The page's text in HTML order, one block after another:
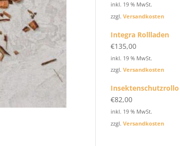
inkl. 19 % MwSt.
zzgl.Versandkosten
Integra Rollladen
€135,00
inkl. 19 % MwSt.
zzgl.Versandkosten
Insektenschutzrollo
€82,00
inkl. 19 % MwSt.
zzgl.Versandkosten